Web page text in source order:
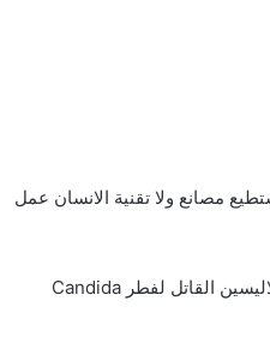
مصانع ولا تقنية الانسان عمل
والثوم من النباتات التي تحوي مركبات قاتلة للفطور والبكتريا. ومن اهم المركبات مركب الاليسين القاتل لفطر Candida